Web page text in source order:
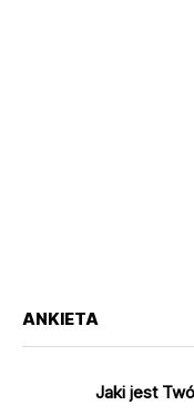
ANKIETA
Jaki jest